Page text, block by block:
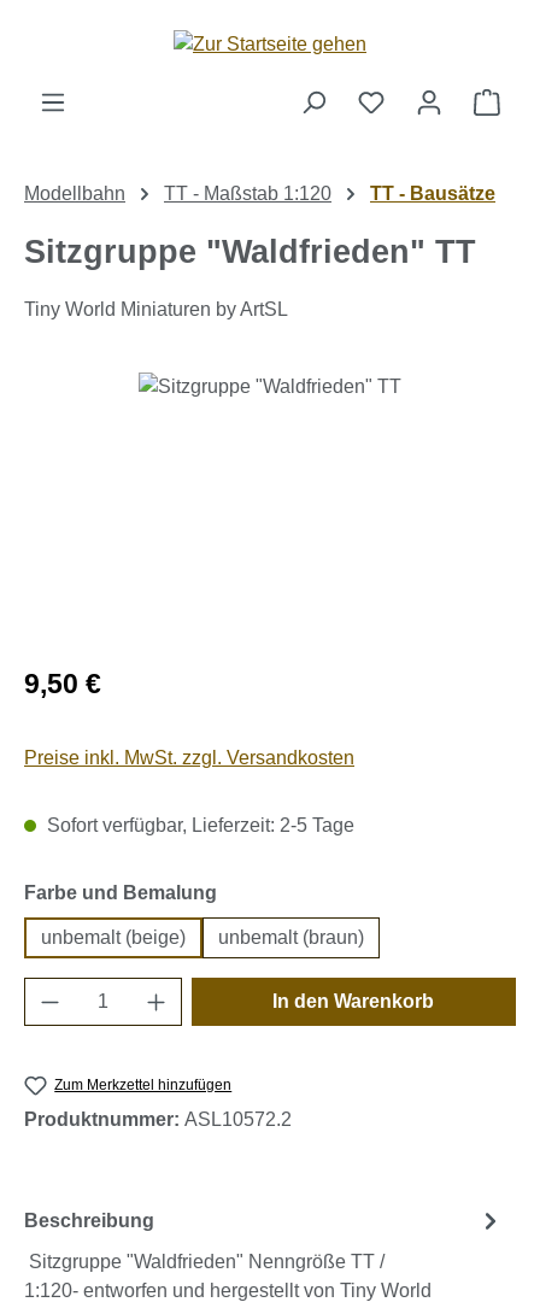
Zum Hauptinhalt springen
Modellbahn TT - Maßstab 1:120 TT - Bausätze
Sitzgruppe "Waldfrieden" TT
Tiny World Miniaturen by ArtSL
Bildergalerie überspringen
Regulärer Preis:
9,50 €
Preise inkl. MwSt. zzgl. Versandkosten
Sofort verfügbar, Lieferzeit: 2-5 Tage
Farbe und Bemalung
unbemalt (beige) unbemalt (braun)
Produkt Anzahl: Gib den gewünschten
In den Warenkorb
Zum Merkzettel hinzufügen
Produktnummer: ASL10572.2
Beschreibung
Sitzgruppe "Waldfrieden" Nenngröße TT /
1:120- entworfen und hergestellt von Tiny World